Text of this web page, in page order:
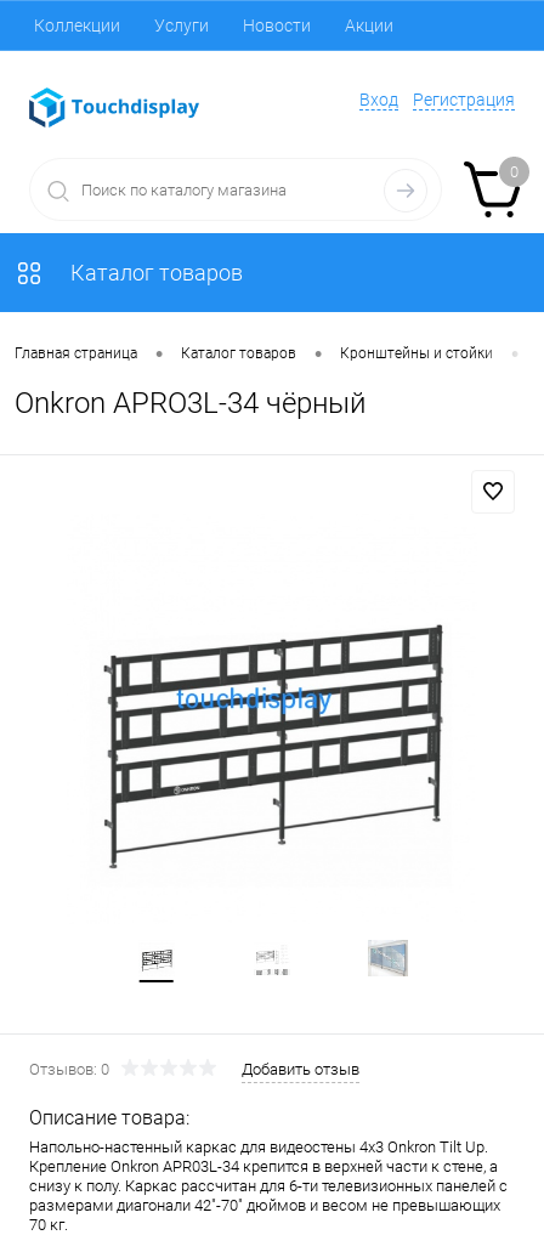
Коллекции Услуги Новости Акции
Вход Регистрация
0
Каталог товаров
Главная страница • Каталог товаров • Кронштейны и стойки •
Onkron APRO3L-34 чёрный
Отзывов: 0 Добавить отзыв
Описание товара:
Напольно-настенный каркас для видеостены 4х3 Onkron Tilt Up.
Крепление Onkron APR03L-34 крепится в верхней части к стене, а
снизу к полу. Каркас рассчитан для 6-ти телевизионных панелей с
размерами диагонали 42"-70" дюймов и весом не превышающих
70 кг.